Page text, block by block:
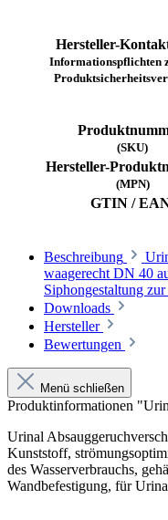
Hersteller-
Informationspflichten
(SKU)
Hersteller-
(MPN)
GTIN /
Beschreibung
waagerecht DN 40
Siphongestaltung
Downloads
Hersteller
Bewertungen
Menü schließen
Produktinformationen
Urinal
Kunststoff,
des Wasserverbrauchs,
Wandbefestigung, für